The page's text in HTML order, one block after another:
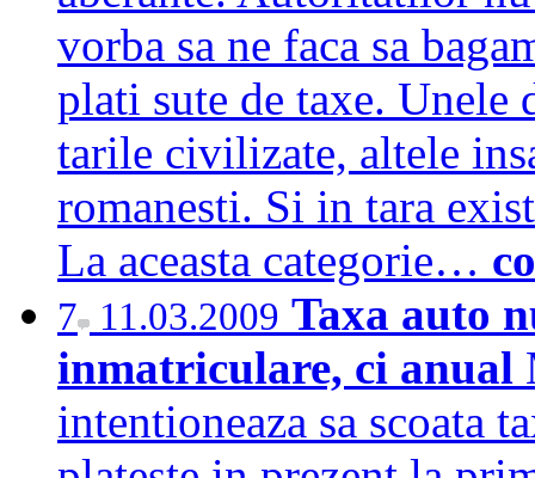
vorba sa ne faca sa
plati sute de taxe. Unele
tarile civilizate, altele
romanesti. Si in tara
La aceasta categorie…
7 11.03.2009 Taxa auto
inmatriculare, ci anual
intentioneaza sa scoata